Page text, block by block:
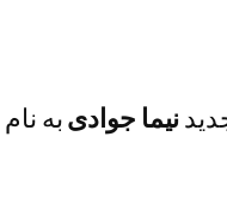
نیما جوادیبه نام